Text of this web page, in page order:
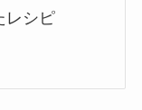
レシピ